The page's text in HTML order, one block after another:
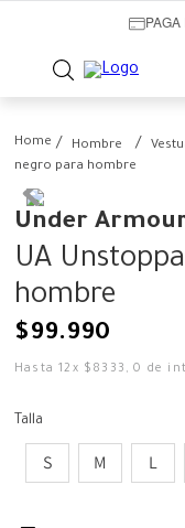
Hombre
negro para hombre
Under
UA
hombre
$99.990
Hasta12 x $ 8333 ,0 de
Talla
S M L